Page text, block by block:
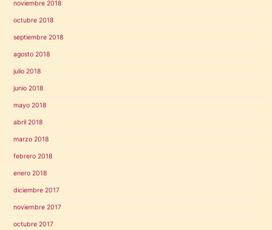
noviembre 2018
octubre 2018
septiembre 2018
agosto 2018
julio 2018
junio 2018
mayo 2018
abril 2018
marzo 2018
febrero 2018
enero 2018
diciembre 2017
noviembre 2017
octubre 2017